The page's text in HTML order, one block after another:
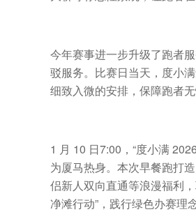
今年赛事进一步升级了跑者
驳服务。比赛日当天，度小
细致入微的安排，保障跑者无
1 月 10 日7:00，“度小满
为厦马热身。本次早餐跑打
侣新人双向直通等浪漫福利
净滩行动”，践行绿色办赛理念